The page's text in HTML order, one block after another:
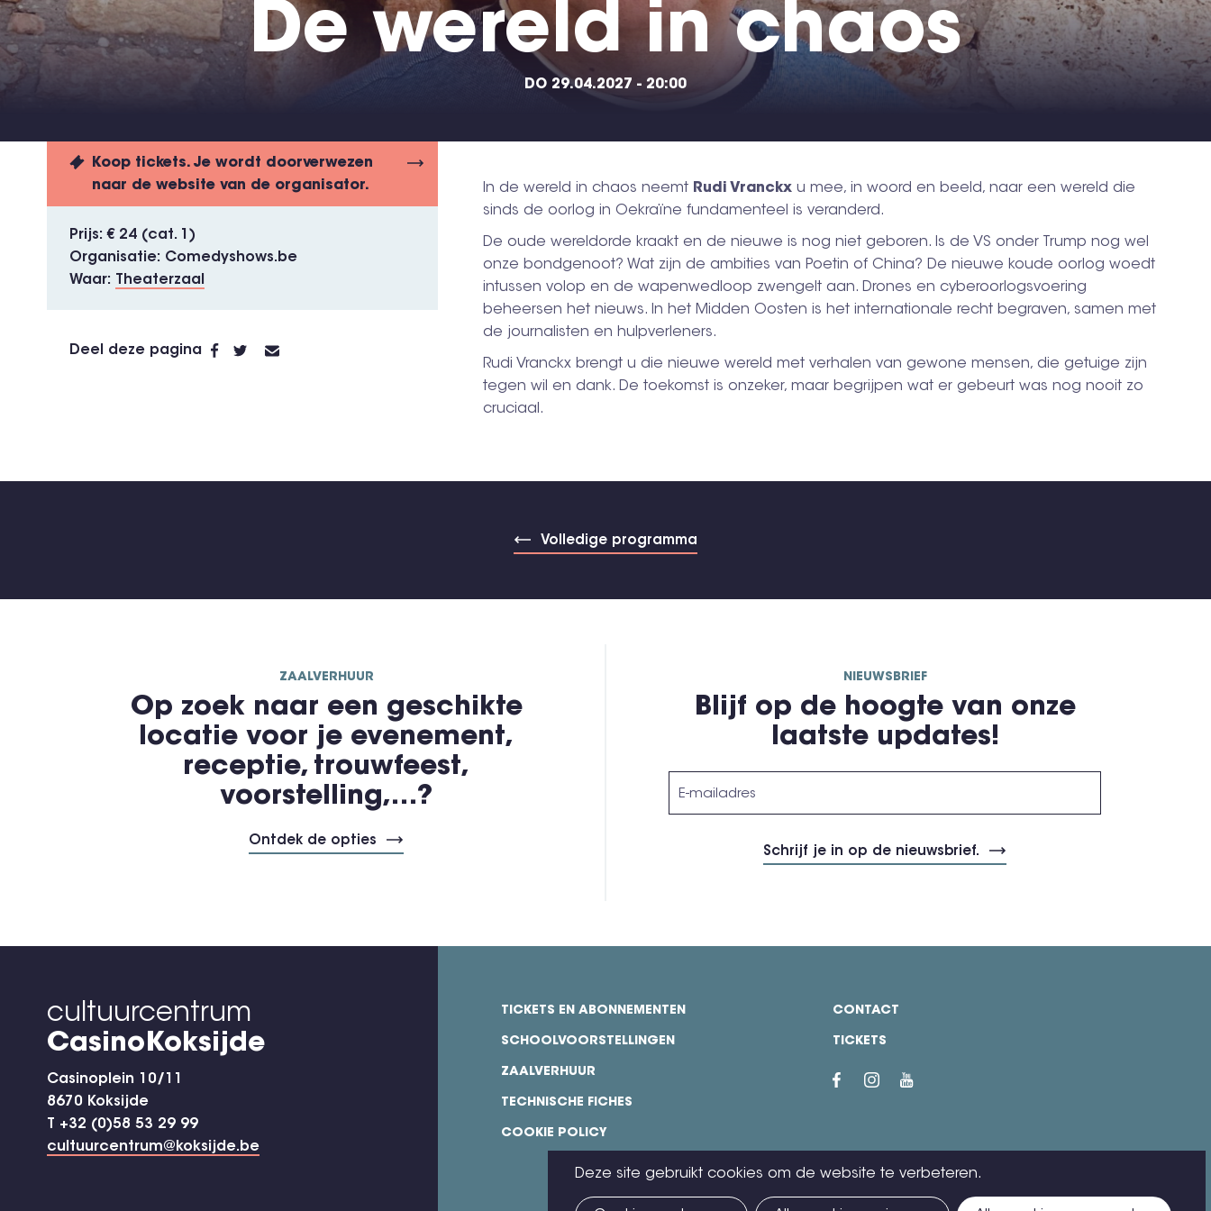
De wereld in chaos
DO 29.04.2027 - 20:00
Koop tickets. Je wordt doorverwezen
naar de website van de organisator.
Prijs
€ 24 (cat. 1)
Organisatie
Comedyshows.be
Waar
Theaterzaal
Deel deze pagina
In de wereld in chaos neemt Rudi Vranckx u mee, in woord en beeld, naar een wereld die
sinds de oorlog in Oekraïne fundamenteel is veranderd.
De oude wereldorde kraakt en de nieuwe is nog niet geboren. Is de VS onder Trump nog wel
onze bondgenoot? Wat zijn de ambities van Poetin of China? De nieuwe koude oorlog woedt
intussen volop en de wapenwedloop zwengelt aan. Drones en cyberoorlogsvoering
beheersen het nieuws. In het Midden Oosten is het internationale recht begraven, samen met
de journalisten en hulpverleners.
Rudi Vranckx brengt u die nieuwe wereld met verhalen van gewone mensen, die getuige zijn
tegen wil en dank. De toekomst is onzeker, maar begrijpen wat er gebeurt was nog nooit zo
cruciaal.
Volledige programma
ZAALVERHUUR
Op zoek naar een geschikte
locatie voor je evenement,
receptie, trouwfeest,
voorstelling,…?
Ontdek de opties
NIEUWSBRIEF
Blijf op de hoogte van onze
laatste updates!
cultuurcentrum
CasinoKoksijde
Casinoplein 10/11
8670 Koksijde
T +32 (0)58 53 29 99
cultuurcentrum@koksijde.be
Deze site gebruikt cookies om de website te verbeteren.
footer
TICKETS EN ABONNEMENTEN
SCHOOLVOORSTELLINGEN
ZAALVERHUUR
TECHNISCHE FICHES
COOKIE POLICY
CONTACT
TICKETS